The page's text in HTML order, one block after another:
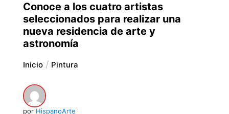
Conoce a los cuatro artistas
seleccionados para realizar una
nueva residencia de arte y
astronomía
Inicio Pintura
por HispanoArte